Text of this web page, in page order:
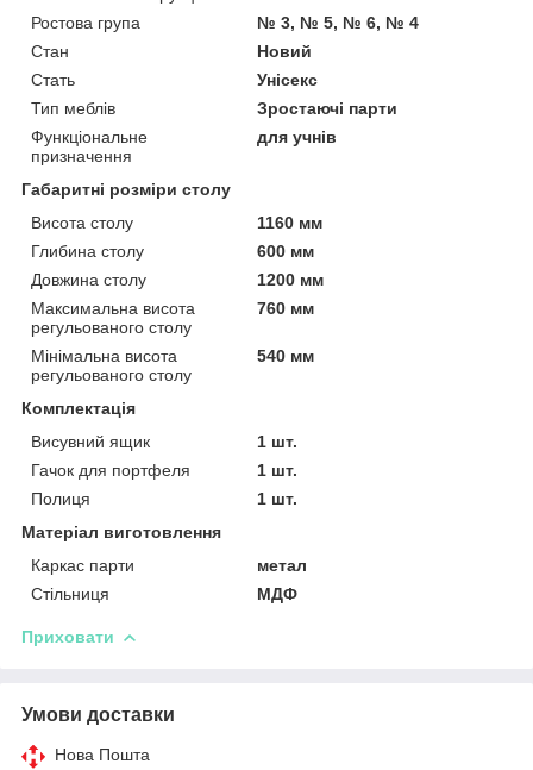
Ростова група
№ 3, № 5, № 6, № 4
Стан
Новий
Стать
Унісекс
Тип меблів
Зростаючі парти
Функціональне
призначення
для учнів
Габаритні розміри столу
Висота столу
1160 мм
Глибина столу
600 мм
Довжина столу
1200 мм
Максимальна висота
регульованого столу
760 мм
Мінімальна висота
регульованого столу
540 мм
Комплектація
Висувний ящик
1 шт.
Гачок для портфеля
1 шт.
Полиця
1 шт.
Матеріал виготовлення
Каркас парти
метал
Стільниця
МДФ
Приховати
Умови доставки
Нова Пошта